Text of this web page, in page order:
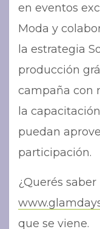
en eventos
Moda y
la estrategia
producción
campaña con
la
puedan
participación.
¿Querés
que se viene.